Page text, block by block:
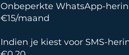
Onbeperkte WhatsApp-
€15/maand
Indien je kiest voor SMS-